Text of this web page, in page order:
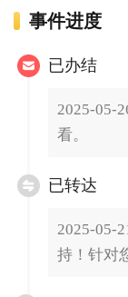
事件进度
已办结
2025-05-
看。
已转达
2025-05-
持！针对